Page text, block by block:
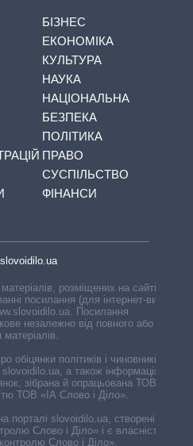
БІЗНЕС
ЕКОНОМІКА
КУЛЬТУРА
НАУКА
НАЦІОНАЛЬНА
БЕЗПЕКА
ПОЛІТИКА
ПРАВО
СУСПІЛЬСТВО
ФІНАНСИ
розміщених на сайті,
посилання (для інтернет-видань
Посилання
незалежно від повного або
обіцянки політиків і чиновників,
а також інформація про
зібрана й опрацьована ТОВ «ІА
ТОВ «ІА Слово і Діло».
порталі slovoidilo.ua, створені ГО
Слово і Діло» і є власністю
Слово і Діло».